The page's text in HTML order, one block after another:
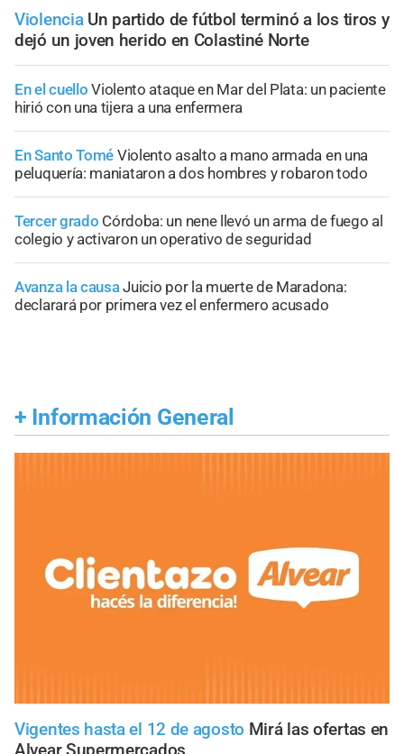
Violencia Un partido de fútbol terminó a los tiros y
dejó un joven herido en Colastiné Norte
En el cuello Violento ataque en Mar del Plata: un paciente
hirió con una tijera a una enfermera
En Santo Tomé Violento asalto a mano armada en una
peluquería: maniataron a dos hombres y robaron todo
Tercer grado Córdoba: un nene llevó un arma de fuego al
colegio y activaron un operativo de seguridad
Avanza la causaJuicio por la muerte de Maradona:
declarará por primera vez el enfermero acusado
+ Información General
Vigentes hasta el 12 de agosto Mirá las ofertas en
Alvear Supermercados